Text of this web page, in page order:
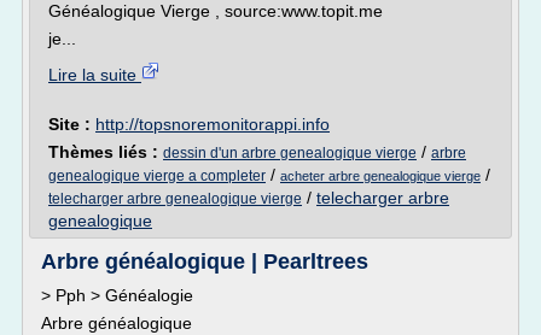
Généalogique Vierge , source:www.topit.me
je...
Lire la suite
Site : http://topsnoremonitorappi.info
Thèmes liés : dessin d'un arbre genealogique vierge / arbre
genealogique vierge a completer / acheter arbre genealogique vierge /
telecharger arbre genealogique vierge / telecharger arbre
genealogique
Arbre généalogique | Pearltrees
> Pph > Généalogie
Arbre généalogique